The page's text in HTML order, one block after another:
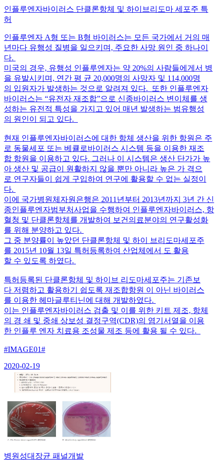
인플루엔자바이러스 단클론항체 및 하이브리도마 세포주 특
허
인플루엔자 A형 또는 B형 바이러스는 모든 국가에서 거의 매
년마다 유행성 질병을 일으키며, 주요한 사망 원인 중 하나이
다.
미국의 경우, 유행성 인플루엔자는 약 20%의 사람들에게서 병
을 유발시키며, 연간 평 균 20,000명의 사망자 및 114,000명
의 입원자가 발생하는 것으로 알려져 있다. 또한 인플루엔자
바이러스는 “유전자 재조합”으로 신종바이러스 변이체를 생
성하는 유전적 특성을 가지고 있어 매년 발생하는 범유행성
의 원인이 되고 있다.
현재 인플루엔자바이러스에 대한 항체 생산을 위한 항원은 주
로 동물세포 또는 베큘로바이러스 시스템 등을 이용한 재조
합 항원을 이용하고 있다. 그러나 이 시스템은 생산 단가가 높
아 생산 및 공급이 원활하지 않을 뿐만 아니라 높은 가 격으
로 연구자들이 쉽게 구입하여 연구에 활용할 수 없는 실정이
다.
이에 국가병원체자원은행은 2011년부터 2013년까지 3년 간 신
종인플루엔자범부처사업을 수행하여 인플루엔자바이러스, 항
혈청 및 단클론항체를 개발하여 보건의료분야의 연구활성화
를 위해 분양하고 있다.
그 중 분양률이 높았던 단클론항체 및 하이 브리도마세포주
를 2015년 10월 13일 특허등록하여 산업체에서 도 활용
할 수 있도록 하였다.
특허등록된 단클론항체 및 하이브 리도마세포주는 기존보
다 저렴하고 활용하기 쉽도록 재조합항원 이 아닌 바이러스
를 이용한 헤마글루티닌에 대해 개발하였다.
이는 인플루엔자바이러스 검출 및 이를 위한 키트 제조, 항체
의 경 쇄 및 중쇄 상보성 결정구역(CDR)의 염기서열을 이용
한 인플루 엔자 치료용 조성물 제조 등에 활용 될 수 있다.
#IMAGE01#
2020-02-19
병원성대장균 패널개발